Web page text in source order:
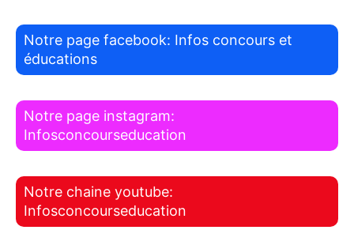
Notre page facebook: Infos concours et
éducations
Notre page instagram:
Infosconcourseducation
Notre chaine youtube:
Infosconcourseducation